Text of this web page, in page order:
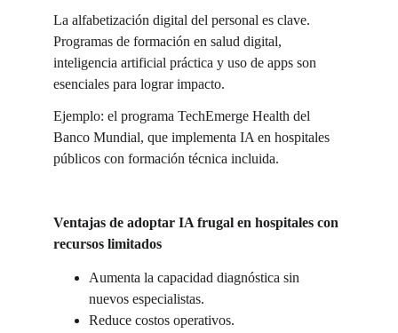
La alfabetización digital del personal es clave.
Programas de formación en salud digital,
inteligencia artificial práctica y uso de apps son
esenciales para lograr impacto.
Ejemplo: el programa TechEmerge Health del
Banco Mundial, que implementa IA en hospitales
públicos con formación técnica incluida.
Ventajas de adoptar IA frugal en hospitales con
recursos limitados
Aumenta la capacidad diagnóstica sin
nuevos especialistas.
Reduce costos operativos.